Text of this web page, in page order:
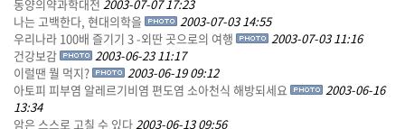
동양의약과학대전 2003-07-07 17:23
나는 고백한다, 현대의학을
2003-07-03 14:55
우리나라 100배 즐기기 3 -외딴 곳으로의 여행
2003-07-03 11:16
건강보감
2003-06-23 11:17
이럴땐 뭘 먹지?
2003-06-19 09:12
아토피 피부염 알레르기비염 편도염 소아천식 해방되세요
2003-06-16
13:34
암은 스스로 고칠 수 있다2003-06-13 09:56